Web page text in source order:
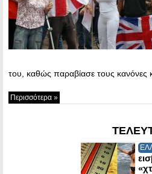
του, καθώς παραβίασε τους κανόνες
Περισσότερα »